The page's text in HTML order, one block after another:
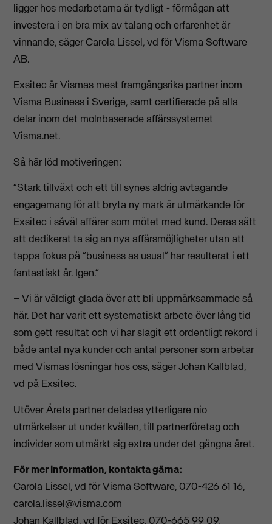
ligger hos medarbetarna är tydligt - förmågan att
investera i en bra mix av talang och erfarenhet är
vinnande, säger Carola Lissel, vd för Visma Software
AB.
Exsitec är Vismas mest framgångsrika partner inom
Visma Business i Sverige, samt certifierade på alla
delar inom det molnbaserade affärssystemet
Visma.net.
Så här löd motiveringen:
“Stark tillväxt och ett till synes aldrig avtagande
engagemang för att bryta ny mark är utmärkande för
Exsitec i såväl affärer som mötet med kund. Deras sätt
att dedikerat ta sig an nya affärsmöjligheter utan att
tappa fokus på “business as usual” har resulterat i ett
fantastiskt år. Igen.“
– Vi är väldigt glada över att bli uppmärksammade så
här. Det har varit ett systematiskt arbete över lång tid
som gett resultat och vi har slagit ett ordentligt rekord i
både antal nya kunder och antal personer som arbetar
med Vismas lösningar hos oss, säger Johan Kallblad,
vd på Exsitec.
Utöver Årets partner delades ytterligare nio
utmärkelser ut under kvällen, till partnerföretag och
individer som utmärkt sig extra under det gångna året.
För mer information, kontakta gärna:
Carola Lissel, vd för Visma Software, 070-426 61 16,
carola.lissel@visma.com
Johan Kallblad, vd för Exsitec, 070-665 99 09,